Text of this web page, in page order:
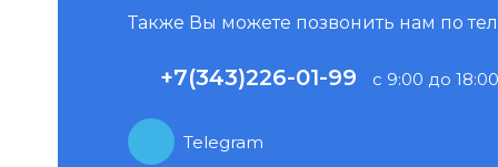
Также Вы можете позвонить нам по
+7(343)226-01-99 с 9:00 до
Telegram